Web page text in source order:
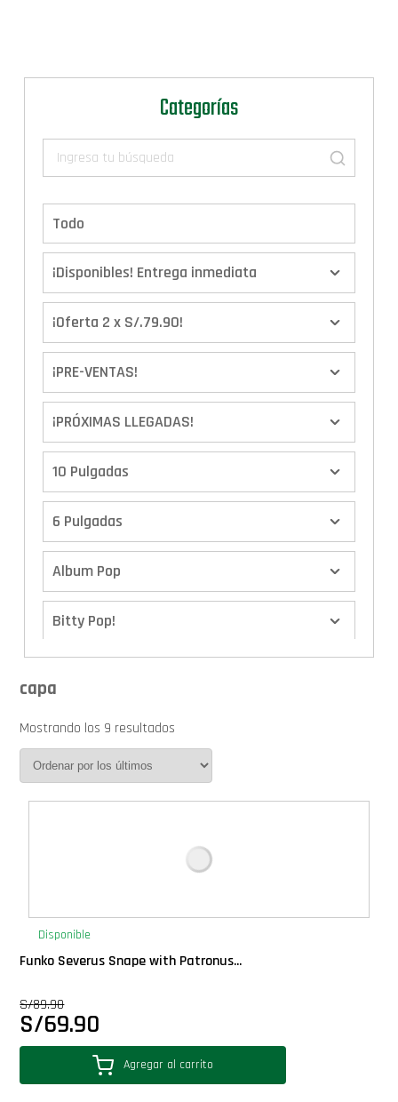
Categorías
Todo
¡Disponibles! Entrega inmediata
¡Oferta 2 x S/.79.90!
¡PRE-VENTAS!
¡PRÓXIMAS LLEGADAS!
10 Pulgadas
6 Pulgadas
Album Pop
Bitty Pop!
Calendario de Adviento
Cover Pop!
Exclusivos
Gift Cards
Llaveros Pop
Moments
capa
Mostrando los 9 resultados
Disponible
Funko Severus Snape with Patronus...
S/89.90
S/69.90
Agregar al carrito